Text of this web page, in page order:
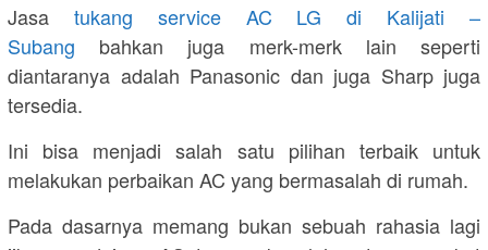
Jasa tukang service AC LG di Kalijati –
Subang bahkan juga merk-merk lain seperti
diantaranya adalah Panasonic dan juga Sharp juga
tersedia.
Ini bisa menjadi salah satu pilihan terbaik untuk
melakukan perbaikan AC yang bermasalah di rumah.
Pada dasarnya memang bukan sebuah rahasia lagi